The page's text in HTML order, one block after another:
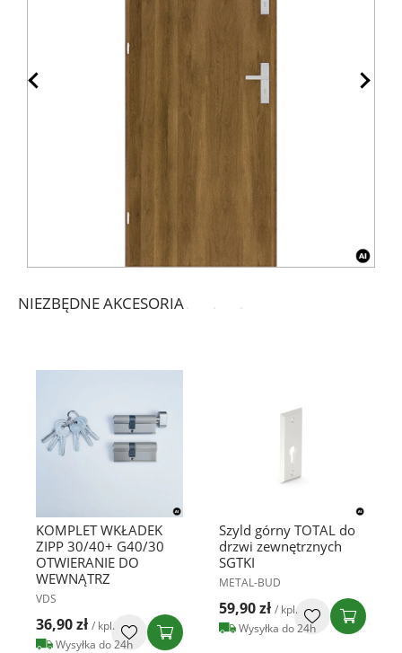
NIEZBĘDNE AKCESORIA
KOMPLET WKŁADEK
ZIPP 30/40+ G40/30
OTWIERANIE DO
WEWNĄTRZ
VDS
36,90 zł / kpl.
Wysyłka do 24h
Szyld górny TOTAL do
drzwi zewnętrznych
SGTKI
METAL-BUD
59,90 zł / kpl.
Wysyłka do 24h